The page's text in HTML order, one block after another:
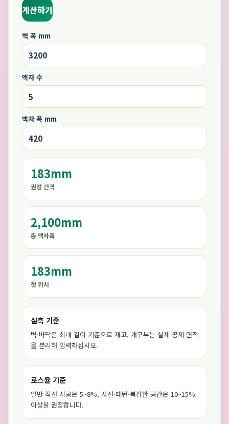
계산하기
벽 폭 mm
액자 수
액자 폭 mm
183mm
권장 간격
2,100mm
총 액자폭
183mm
첫 위치
실측 기준
벽·바닥은 최대 길이 기준으로 재고, 개구부는 실제 공제 면적
을 분리해 입력하십시오.
로스율 기준
일반 직선 시공은 5~8%, 사선·패턴·복잡한 공간은 10~15%
이상을 권장합니다.